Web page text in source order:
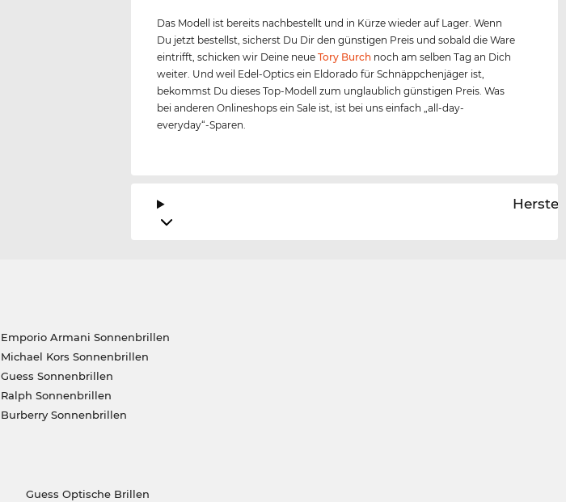
Das Modell ist bereits nachbestellt und in Kürze wieder auf Lager. Wenn
Du jetzt bestellst, sicherst Du Dir den günstigen Preis und sobald die Ware
eintrifft, schicken wir Deine neueTory Burch noch am selben Tag an Dich
weiter. Und weil Edel-Optics ein Eldorado für Schnäppchenjäger ist,
bekommst Du dieses Top-Modell zum unglaublich günstigen Preis. Was
bei anderen Onlineshops ein Sale ist, ist bei uns einfach „all-day-
everyday“-Sparen.
Emporio Armani Sonnenbrillen
Michael Kors Sonnenbrillen
Guess Sonnenbrillen
Ralph Sonnenbrillen
Burberry Sonnenbrillen
Guess Optische Brillen